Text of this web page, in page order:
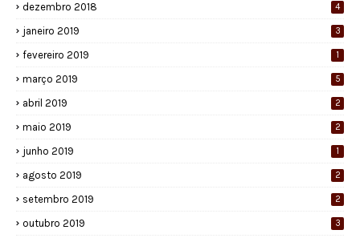
dezembro 2018 4
janeiro 2019 3
fevereiro 2019 1
março 2019 5
abril 2019 2
maio 2019 2
junho 2019 1
agosto 2019 2
setembro 2019 2
outubro 2019 3